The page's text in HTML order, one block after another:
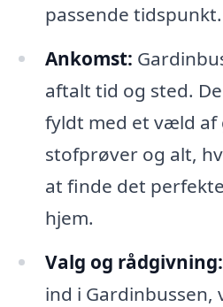
passende tidspunkt.
Ankomst:
aftalt tid og sted.
fyldt med et væld af
stofprøver og alt,
at finde det
hjem.
Valg og rådgivning:
ind i Gardinbussen,